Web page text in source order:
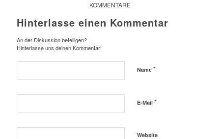
KOMMENTARE
Hinterlasse einen Kommentar
An der Diskussion beteiligen?
Hinterlasse uns deinen Kommentar!
Name *
E-Mail *
Website